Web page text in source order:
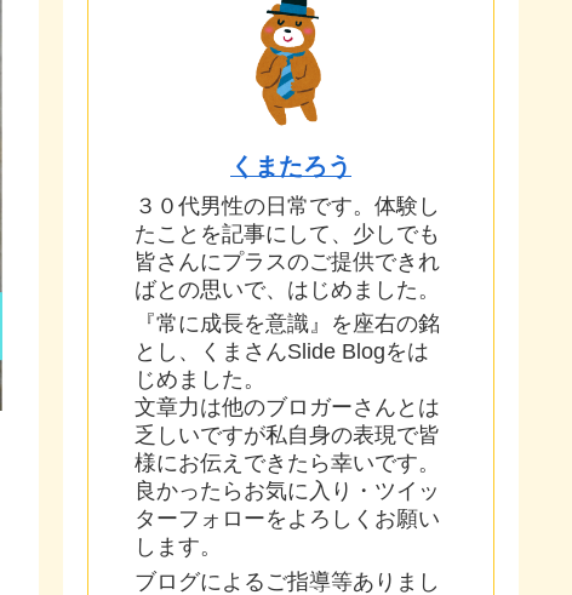
くまたろう
３０代男性の日常です。体験し
たことを記事にして、少しでも
皆さんにプラスのご提供できれ
ばとの思いで、はじめました。
『常に成長を意識』を座右の銘
とし、くまさんSlide Blogをは
じめました。
文章力は他のブロガーさんとは
乏しいですが私自身の表現で皆
様にお伝えできたら幸いです。
良かったらお気に入り・ツイッ
ターフォローをよろしくお願い
します。
ブログによるご指導等ありまし